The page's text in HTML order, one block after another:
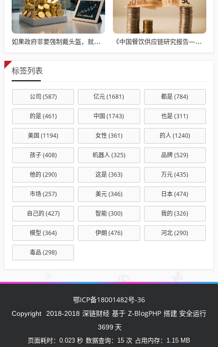
如果政府非要强制戴头盔，就得先让电动自行车有个放头盔的地方 《中国餐饮供应链研究报告——地道重庆老火锅应用方案》发布
标签列表
公司 (587) 亿元(1681) 都是(784)
的是(461) 中国 (1743) 也是(311)
美国 (1194) 女性 (361) 的人(1240)
孩子(408) 机器人(325) 品牌(529)
他的 (290) 这是(363) 万元(435)
市场(257) 美元(346) 日本(474)
自己的 (427) 智能(300) 我的 (326)
模型 (364) 伊朗 (476) 河北(290)
毒品 (298)
鄂ICP备18001482号-36
Copyright 2018-2018 深链财经 基于 Z-BlogPHP 搭建 安全运行
3699 天
页面耗时：0.023 秒 数据查询：15 次 占用内存：1.15 MB